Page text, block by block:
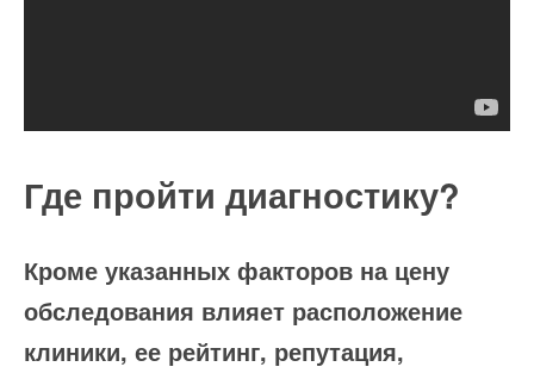
Где пройти диагностику?
Кроме указанных факторов на цену
обследования влияет расположение
клиники, ее рейтинг, репутация,